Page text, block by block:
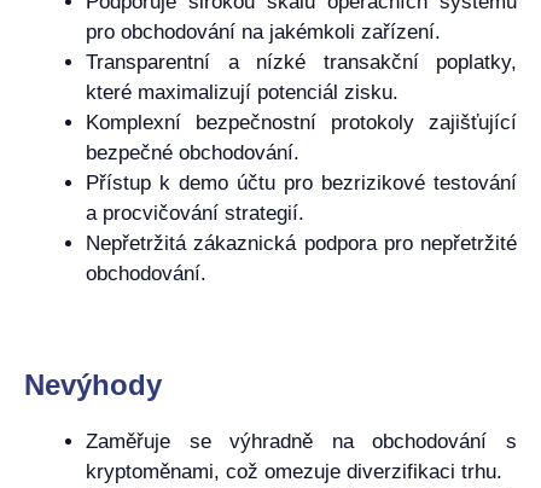
pro obchodování na jakémkoli zařízení.
Transparentní a nízké transakční poplatky,
které maximalizují potenciál zisku.
Komplexní bezpečnostní protokoly zajišťující
bezpečné obchodování.
Přístup k demo účtu pro bezrizikové testování
a procvičování strategií.
Nepřetržitá zákaznická podpora pro nepřetržité
obchodování.
Nevýhody
Zaměřuje se výhradně na obchodování s
kryptoměnami, což omezuje diverzifikaci trhu.